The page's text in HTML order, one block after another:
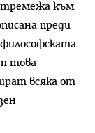
към
преди
това
всяка от